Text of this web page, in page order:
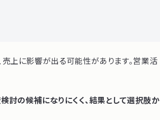
売上に影響が出る可能性があります。営業活
討の候補になりにくく、結果として選択肢か